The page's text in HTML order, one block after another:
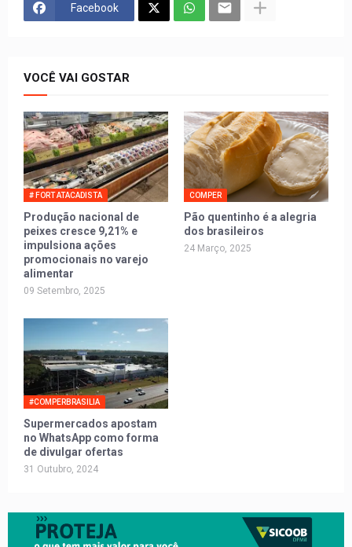
Facebook
VOCÊ VAI GOSTAR
# FORT ATACADISTA
Produção nacional de
peixes cresce 9,21% e
impulsiona ações
promocionais no varejo
alimentar
09 Setembro, 2025
COMPER
Pão quentinho é a alegria
dos brasileiros
24 Março, 2025
#COMPERBRASILIA
Supermercados apostam
no WhatsApp como forma
de divulgar ofertas
31 Outubro, 2024